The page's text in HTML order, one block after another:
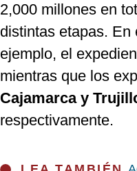
2,000 millones en
distintas etapas. En
ejemplo, el
mientras que los
Cajamarca y
respectivamente.